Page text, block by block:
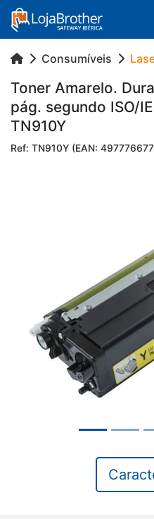
Consumíveis
Toner Ama­relo.
pág. se­gundo ISO/
TN910Y
Ref: TN910Y (EAN:
Previous